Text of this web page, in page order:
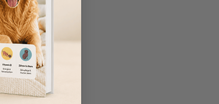
ihre besonderen